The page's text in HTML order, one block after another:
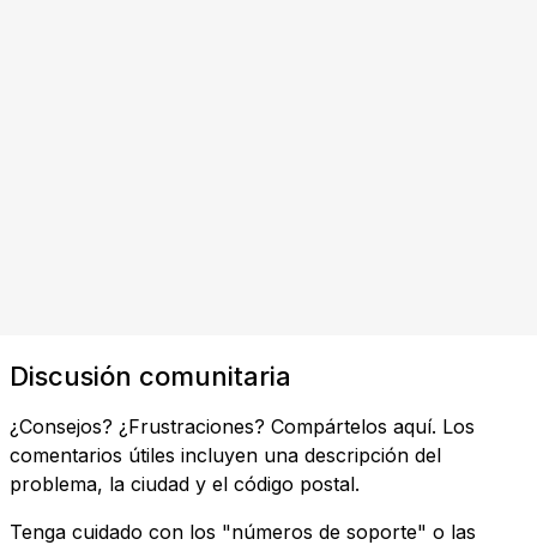
Discusión comunitaria
¿Consejos? ¿Frustraciones? Compártelos aquí. Los
comentarios útiles incluyen una descripción del
problema, la ciudad y el código postal.
Tenga cuidado con los "números de soporte" o las